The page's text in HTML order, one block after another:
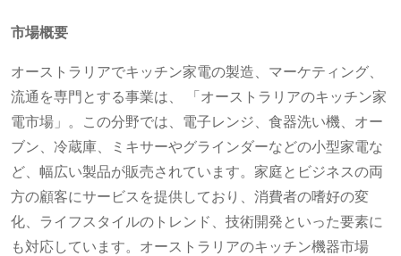
市場概要
オーストラリアでキッチン家電の製造、マーケティング、
流通を専門とする事業は、 「オーストラリアのキッチン家
電市場」。この分野では、電子レンジ、食器洗い機、オー
ブン、冷蔵庫、ミキサーやグラインダーなどの小型家電な
ど、幅広い製品が販売されています。家庭とビジネスの両
方の顧客にサービスを提供しており、消費者の嗜好の変
化、ライフスタイルのトレンド、技術開発といった要素に
も対応しています。オーストラリアのキッチン機器市場